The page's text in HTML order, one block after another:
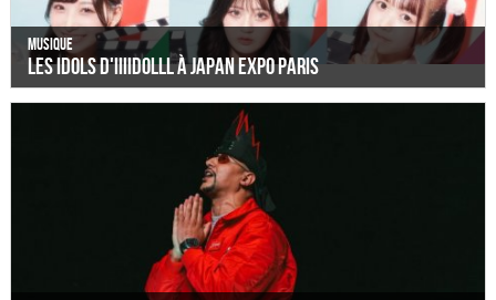
Musique
Les idols d'iiiidolll à Japan Expo Paris